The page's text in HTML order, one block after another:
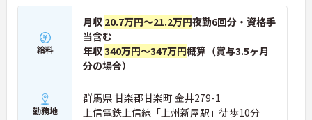
給料
月収 20.7万円～21.2万円夜勤6回分・資格手
当含む
年収340万円～347万円概算（賞与3.5ヶ月
分の場合）
勤務地
群馬県 甘楽郡甘楽町 金井279-1
上信電鉄上信線「上州新屋駅」徒歩10分